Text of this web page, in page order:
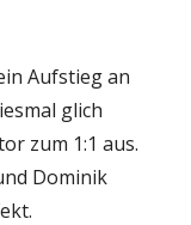
Aufstieg an
glich
zum 1:1 aus.
Dominik